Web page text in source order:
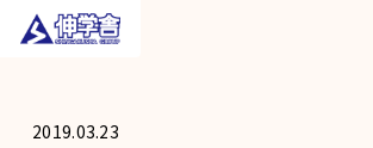
2019.03.23